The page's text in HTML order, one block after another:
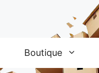
Boutique